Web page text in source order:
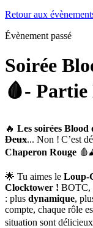
Retour aux
Évènement passé
Soirée
🩸-
🔥 Les soirées
Deux... Non ! C’est
Chaperon Rouge
🌟 Tu aimes le Loup-
Clocktower ! BOTC,
: plus dynamique,
compte, chaque rôle
situation sont